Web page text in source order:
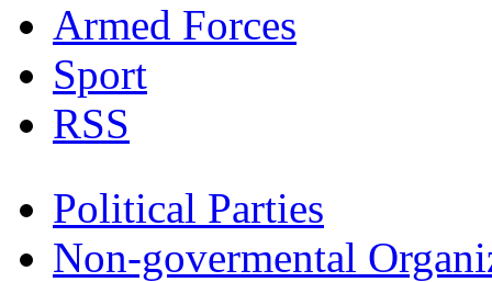
Armed Forces
Sport
RSS
Political Parties
Non-govermental